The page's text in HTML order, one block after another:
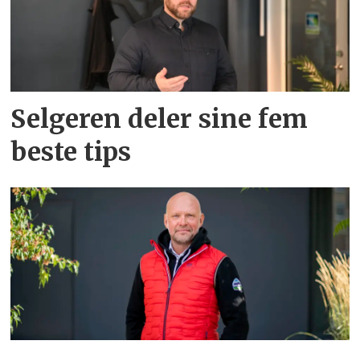
Selgeren deler sine fem
beste tips